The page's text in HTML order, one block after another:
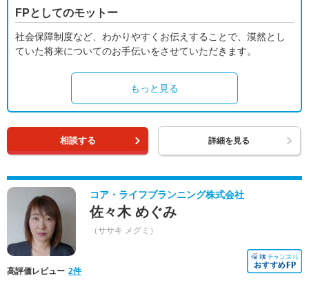
FPとしてのモットー
社会保障制度など、わかりやすくお伝えすることで、漠然とし
ていた将来についてのお手伝いをさせていただきます。
もっと見る
相談する 詳細を見る
コア・ライフプランニング株式会社
佐々木 めぐみ
（ササキ メグミ）
高評価レビュー 2件